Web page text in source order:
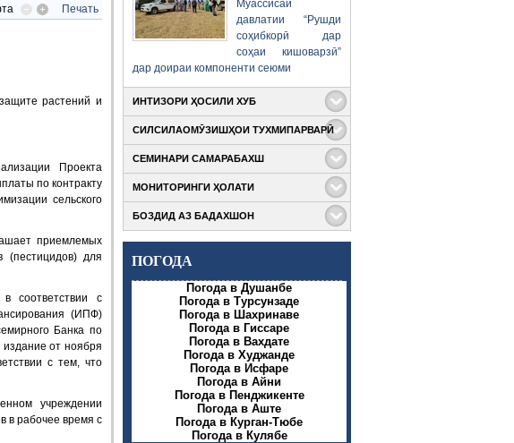
Печать
растений и
Проекта
по контракту
сельского
приемлемых
(пестицидов) для
соответствии с
(ИПФ)
Банка по
издание от ноября
с тем, что
учреждении
в рабочее время с
Муассисаи
давлатии “Рушди
соҳибкорӣ дар
соҳаи кишоварзӣ”
дар доираи компоненти сеюми
ИНТИЗОРИ ҲОСИЛИ ХУБ
Бо мақсади
мушоҳидаи ҳосили
қитъаҳои кишти
гандум, ва пахта,
талаботи дарёфти
сертификати тухмӣ,
СИЛСИЛАОМӮЗИШҲОИ ТУХМИПАРВАРӢ
Дар доираи кӯмаки
техникии ФАО
(Ташкилоти
озуқаворӣ ва
Созмони Милали
Муттаҳид) ба ҷараёни татбиқи Лоиҳаи
СЕМИНАРИ САМАРАБАХШ
Дар доираи
Академияи
таҳсилоти
муҳити зист ва иҷтимоии Лоиҳаи Баланд
МОНИТОРИНГИ ҲОЛАТИ
Дар доираи татбиқи
компоненти якуми
устувории
кишоварзӣ”
мутахассисони Муассисаи давлатии
БОЗДИД АЗ БАДАХШОН
ва сеюми Лоиҳаи
“Баланд
бардоштани
устувории
кишоварзӣ” оид ба сохтмони иншоотҳои
ПОГОДА
Погода в Душанбе
Погода в Турсунзаде
Погода в Шахринаве
Погода в Гиссаре
Погода в Вахдате
Погода в Худжанде
Погода в Исфаре
Погода в Айни
Погода в Пенджикенте
Погода в Аште
Погода в Курган-Тюбе
Погода в Кулябе